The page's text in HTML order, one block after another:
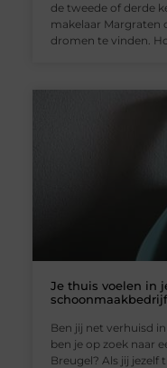
de tweede of derde
makelaar Margraten
dromen te vinden.
Je thuis voelen in
Ben jij net verhuisd
ben je op zoek naar
Breugel? Als jij jezelf